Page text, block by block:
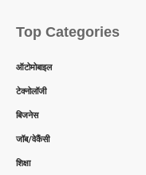
Top Categories
ऑटोमोबाइल
टेक्नोलॉजी
बिजनेस
जॉब/वेकैंसी
शिक्षा